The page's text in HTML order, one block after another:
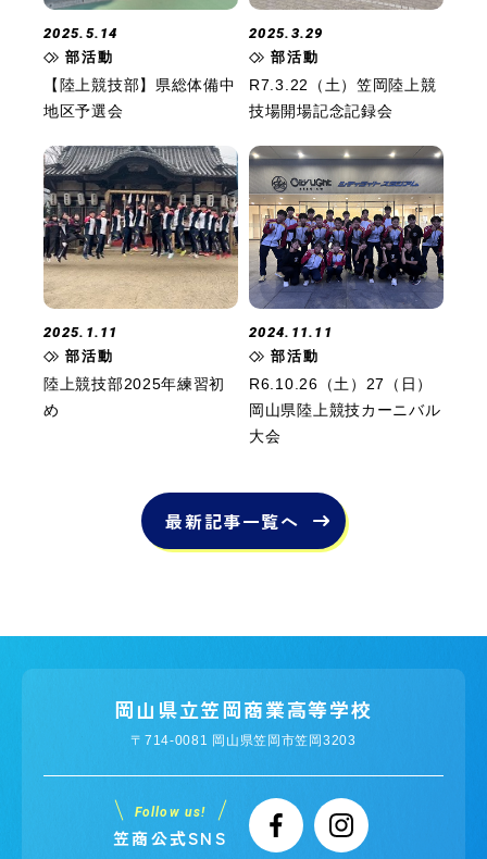
2025.5.14
部活動
【陸上競技部】県総体備中
地区予選会
2025.3.29
部活動
R7.3.22（土）笠岡陸上競
技場開場記念記録会
2025.1.11
部活動
陸上競技部2025年練習初
め
2024.11.11
部活動
R6.10.26（土）27（日）
岡山県陸上競技カーニバル
大会
最新記事一覧へ
岡山県立笠岡商業高等学校
〒714-0081 岡山県笠岡市笠岡3203
Follow us!
笠商公式SNS